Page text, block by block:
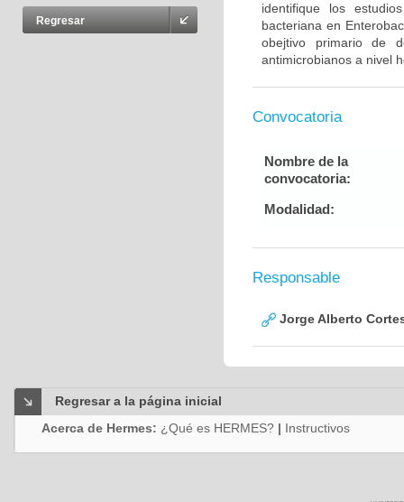
Regresar
identifique los
bacteriana en
obejtivo primario de
antimicrobianos a nivel
Convocatoria
Nombre de la
convocatoria:
Modalidad:
Responsable
Jorge Alberto
Regresar a la página inicial
Acerca de Hermes: ¿Qué es HERMES? | Instructivos